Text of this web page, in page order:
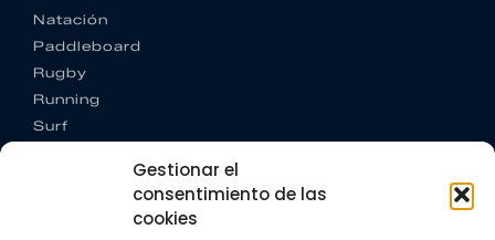
Gestionar el
consentimiento de las
cookies
Natación
Paddleboard
Rugby
Running
Surf
CONTACTO